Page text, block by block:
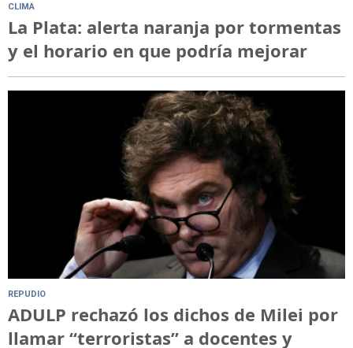
CLIMA
La Plata: alerta naranja por tormentas
y el horario en que podría mejorar
REPUDIO
ADULP rechazó los dichos de Milei por
llamar “terroristas” a docentes y